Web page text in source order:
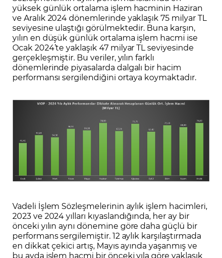
yüksek günlük ortalama işlem hacminin Haziran
ve Aralık 2024 dönemlerinde yaklaşık 75 milyar TL
seviyesine ulaştığı görülmektedir. Buna karşın,
yılın en düşük günlük ortalama işlem hacmi ise
Ocak 2024’te yaklaşık 47 milyar TL seviyesinde
gerçekleşmiştir. Bu veriler, yılın farklı
dönemlerinde piyasalarda dalgalı bir hacim
performansı sergilendiğini ortaya koymaktadır.
Vadeli İşlem Sözleşmelerinin aylık işlem hacimleri,
2023 ve 2024 yılları kıyaslandığında, her ay bir
önceki yılın aynı dönemine göre daha güçlü bir
performans sergilemiştir. 12 aylık karşılaştırmada
en dikkat çekici artış, Mayıs ayında yaşanmış ve
bu ayda işlem hacmi bir önceki yıla göre yaklaşık